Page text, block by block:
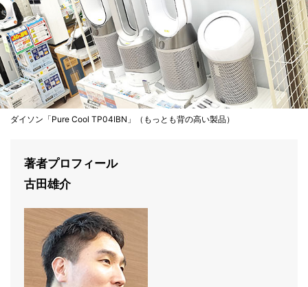
ダイソン「Pure Cool TP04IBN」（もっとも背の高い製品）
著者プロフィール
古田雄介